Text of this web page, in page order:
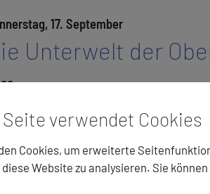
17. September
Unterwelt der
Bleier Die Nacht hat
Verlag
Riese Wieder Tauben
aus der Oberwelt. Klever Verlag
verwendet Cookies
Cookies, um erweiterte
Website zu analysieren. Sie